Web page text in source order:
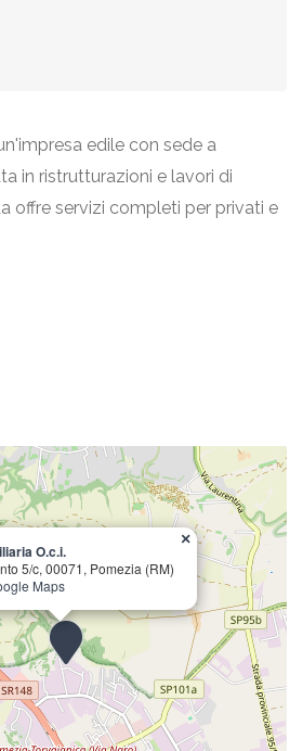
edile con sede a
in ristrutturazioni e lavori di
offre servizi completi per privati e
O.c.i.
5/c, 00071, Pomezia (RM)
Maps
×